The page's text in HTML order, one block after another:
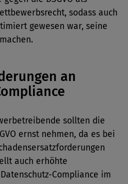
sodass auch
gewesen war, seine
an
sollten die
ernst nehmen, da es bei
auch erhöhte
Compliance im